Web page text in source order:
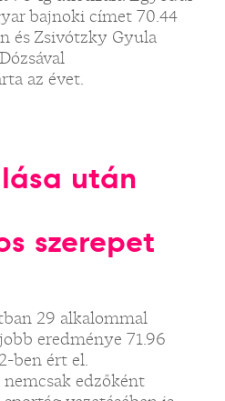
bajnoki címet 70.44
és Zsivótzky Gyula
az évet.
után
szerepet
29 alkalommal
eredménye 71.96
ben ért el.
edzőként